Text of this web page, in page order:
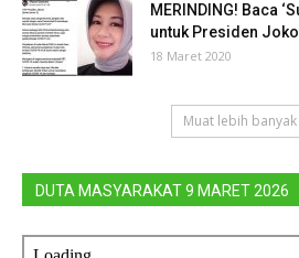
MERINDING! Baca
untuk Presiden
18 Maret 2020
Muat lebih banyak
DUTA MASYARAKAT 9 MARET 2026